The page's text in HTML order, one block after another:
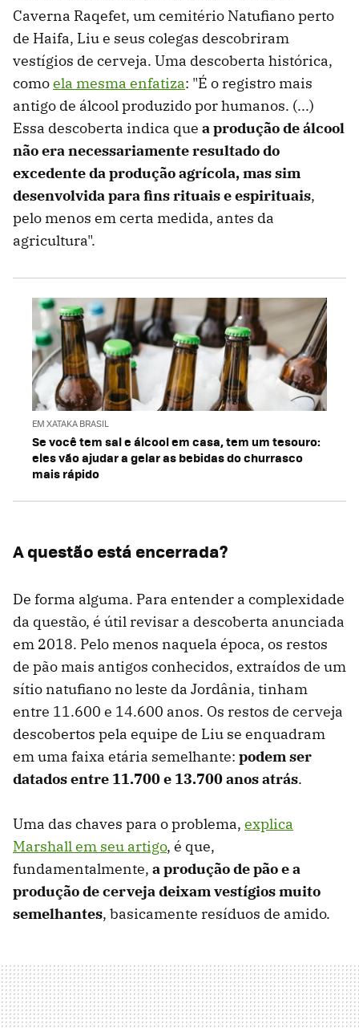
Caverna Raqefet, um cemitério Natufiano perto
de Haifa, Liu e seus colegas descobriram
vestígios de cerveja. Uma descoberta histórica,
comoela mesma enfatiza: "É o registro mais
antigo de álcool produzido por humanos. (...)
Essa descoberta indica que a produção de álcool
não era necessariamente resultado do
excedente da produção agrícola, mas sim
desenvolvida para fins rituais e espirituais,
pelo menos em certa medida, antes da
agricultura".
EM XATAKA BRASIL
Se você tem sal e álcool em casa, tem um tesouro:
eles vão ajudar a gelar as bebidas do churrasco
mais rápido
A questão está encerrada?
De forma alguma. Para entender a complexidade
da questão, é útil revisar a descoberta anunciada
em 2018. Pelo menos naquela época, os restos
de pão mais antigos conhecidos, extraídos de um
sítio natufiano no leste da Jordânia, tinham
entre 11.600 e 14.600 anos. Os restos de cerveja
descobertos pela equipe de Liu se enquadram
em uma faixa etária semelhante: podem ser
datados entre 11.700 e 13.700 anos atrás.
Uma das chaves para o problema, explica
Marshall em seu artigo, é que,
fundamentalmente, a produção de pão e a
produção de cerveja deixam vestígios muito
semelhantes, basicamente resíduos de amido.